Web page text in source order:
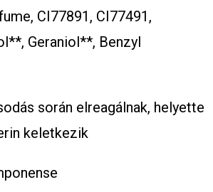
CI77891, CI77491,
Geraniol**, Benzyl
során elreagálnak, helyette
keletkezik